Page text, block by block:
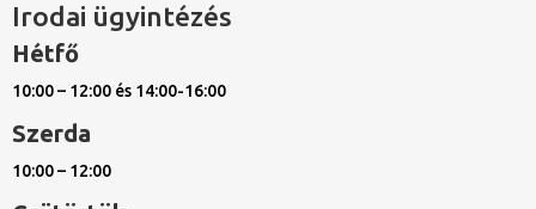
Irodai ügyintézés
Hétfő
10:00 – 12:00 és 14:00-16:00
Szerda
10:00 – 12:00